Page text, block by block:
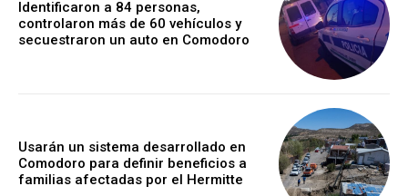
Identificaron a 84 personas,
controlaron más de 60 vehículos y
secuestraron un auto en Comodoro
Usarán un sistema desarrollado en
Comodoro para definir beneficios a
familias afectadas por el Hermitte